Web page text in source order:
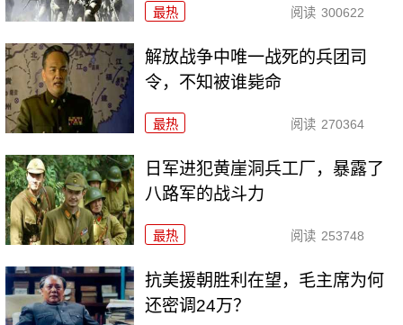
最热 阅读 300622
解放战争中唯一战死的兵团司
令，不知被谁毙命
最热 阅读 270364
日军进犯黄崖洞兵工厂，暴露了
八路军的战斗力
最热 阅读 253748
抗美援朝胜利在望，毛主席为何
还密调24万？